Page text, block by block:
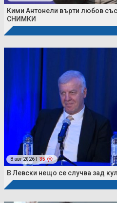
Кими Антонели върти любов
СНИМКИ
8 авг 2026 | 35
В Левски нещо се случва зад